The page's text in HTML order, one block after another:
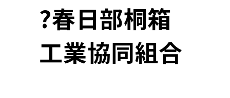
?春日部桐箱
工業協同組合